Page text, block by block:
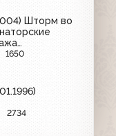
Шторм во
- человек
1650
2734